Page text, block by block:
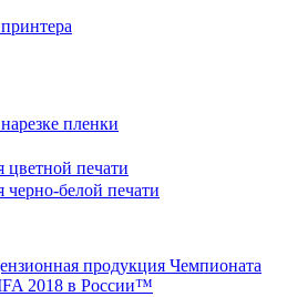
пленки
цветной печати
черно-белой печати
продукция Чемпионата
2018 в России™